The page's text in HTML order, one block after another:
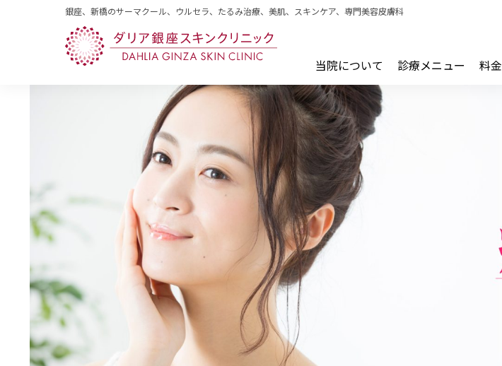
銀座、新橋のサーマクール、ウルセラ、たるみ治療、美肌、スキンケア、専門美容皮膚科
当院について 診療メニュー 料金